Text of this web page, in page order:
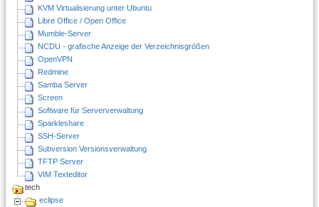
KVM Virtualisierung unter Ubuntu
Libre Office / Open Office
Mumble-Server
NCDU - grafische Anzeige der Verzeichnisgrößen
OpenVPN
Redmine
Samba Server
Screen
Software für Serververwaltung
Sparkleshare
SSH-Server
Subversion Versionsverwaltung
TFTP Server
VIM Texteditor
tech
eclipse